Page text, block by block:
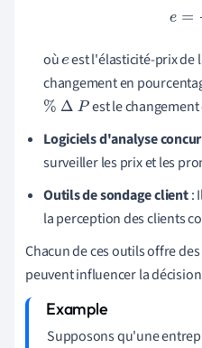
e =%
oùeest l'élasticité-prix de
changement en
% ΔP
est le
Logiciels d'analyse
surveiller les prix et les
Outils de sondage client:
la perception des clients
Chacun de ces outils offre
peuvent influencer la
Supposons qu'une